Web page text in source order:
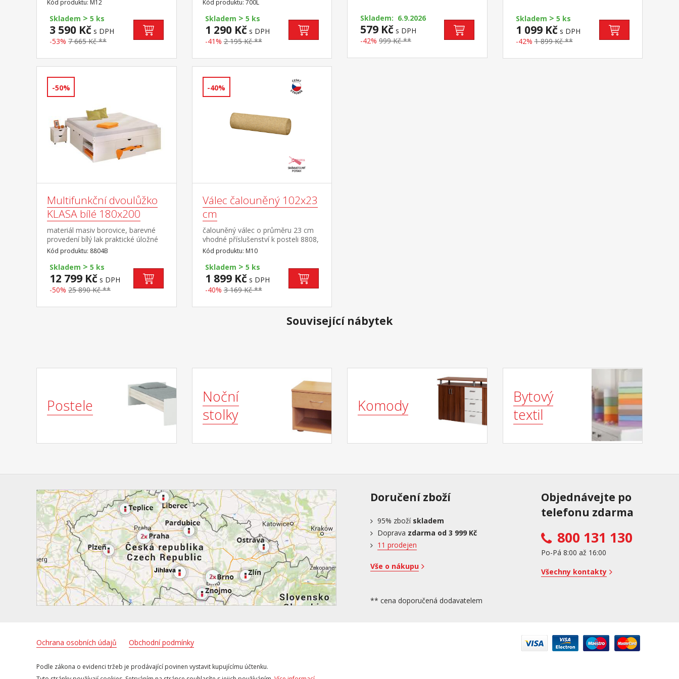
nosnost do 110 kg
Kód produktu: M12
Skladem > 5 ks
3 590 Kč s DPH
-53% 7 665 Kč **
matrace doporučený rozměr
matrace 90 × 200 cm (M2, M5, M9,
M12, M24, M26) a rošt R1
Kód produktu: 700L
Skladem > 5 ks
1 290 Kč s DPH
-41% 2 195 Kč **
Skladem: 6.9.2026
579 Kč s DPH
-42% 999 Kč **
Skladem > 5 ks
1 099 Kč s DPH
-42% 1 899 Kč **
-50%
Multifunkční dvoulůžko
KLASA bílé 180x200
materiál masiv borovice, barevné
provedení bílý lak praktické úložné
prostory pod postelí, výška sedu
44,5 cm 2 výsuvné noční stolky a
rošt (dřevěný laťkový) jsou v ceně,
matrace není v ceně doporučený
rozměr matrace 180 × 200 cm nebo
2 kusy 90 × 200 cmID20900180 till
Kód produktu: 8804B
Skladem > 5 ks
12 799 Kč s DPH
-50% 25 890 Kč **
-40%
Válec čalouněný 102x23
cm
čalouněný válec o průměru 23 cm
vhodné příslušenství k posteli 8808,
8809 a dalším
Kód produktu: M10
Skladem > 5 ks
1 899 Kč s DPH
-40% 3 169 Kč **
Související nábytek
Postele
Noční
stolky
Komody
Bytový
textil
Doručení zboží
95% zboží skladem
Doprava zdarma od 3 999 Kč
11 prodejen
Vše o nákupu
** cena doporučená dodavatelem
Objednávejte po
telefonu zdarma
800 131 130
Po-Pá 8:00 až 16:00
Všechny kontakty
Ochrana osobních údajů Obchodní podmínky
Podle zákona o evidenci tržeb je prodávající povinen vystavit kupujícímu účtenku.